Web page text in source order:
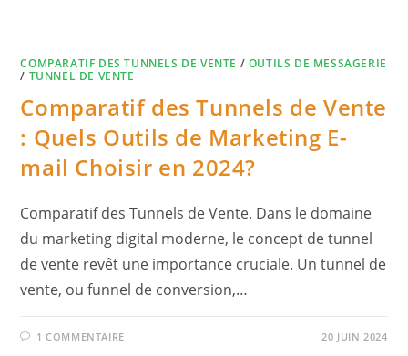
COMPARATIF DES TUNNELS DE VENTE / OUTILS DE MESSAGERIE
/ TUNNEL DE VENTE
Comparatif des Tunnels de Vente
: Quels Outils de Marketing E-
mail Choisir en 2024?
Comparatif des Tunnels de Vente. Dans le domaine
du marketing digital moderne, le concept de tunnel
de vente revêt une importance cruciale. Un tunnel de
vente, ou funnel de conversion,…
1 COMMENTAIRE 20 JUIN 2024